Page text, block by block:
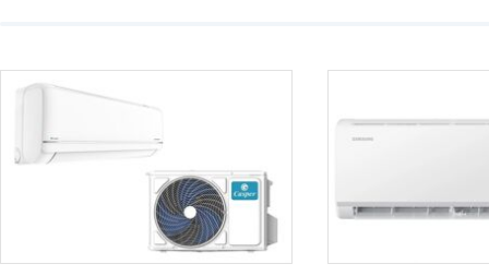
nhiều tính năng và công nghệ hiện đại.